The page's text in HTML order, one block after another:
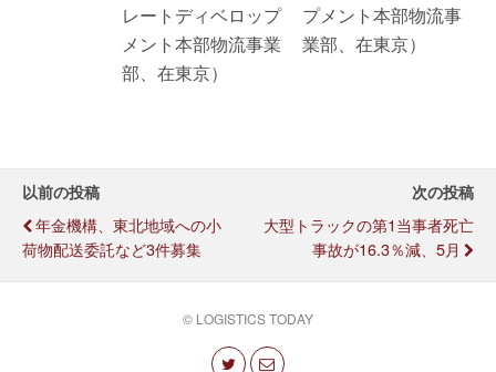
レートディベロップ
メント本部物流事業
部、在東京）
プメント本部物流事
業部、在東京）
以前の投稿
年金機構、東北地域への小
荷物配送委託など3件募集
次の投稿
大型トラックの第1当事者死亡
事故が16.3％減、5月
© LOGISTICS TODAY